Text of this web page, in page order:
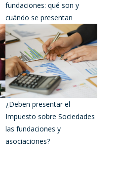
fundaciones: qué son y
cuándo se presentan
¿Deben presentar el
Impuesto sobre Sociedades
las fundaciones y
asociaciones?